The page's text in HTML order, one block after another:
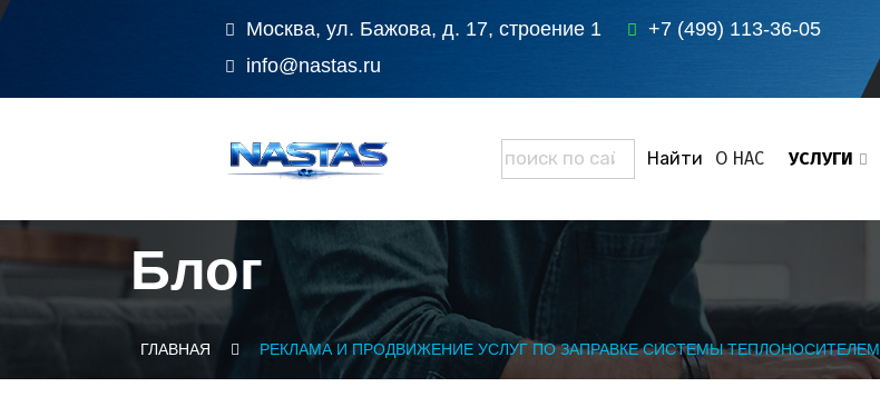
Москва, ул. Бажова, д. 17, строение 1
+7 (499) 113-36-05
info@nastas.ru
О НАС УСЛУГИ
Блог
ГЛАВНАЯ РЕКЛАМА И ПРОДВИЖЕНИЕ УСЛУГ ПО ЗАПРАВКЕ СИСТЕМЫ ТЕПЛОНОСИТЕЛЕМ